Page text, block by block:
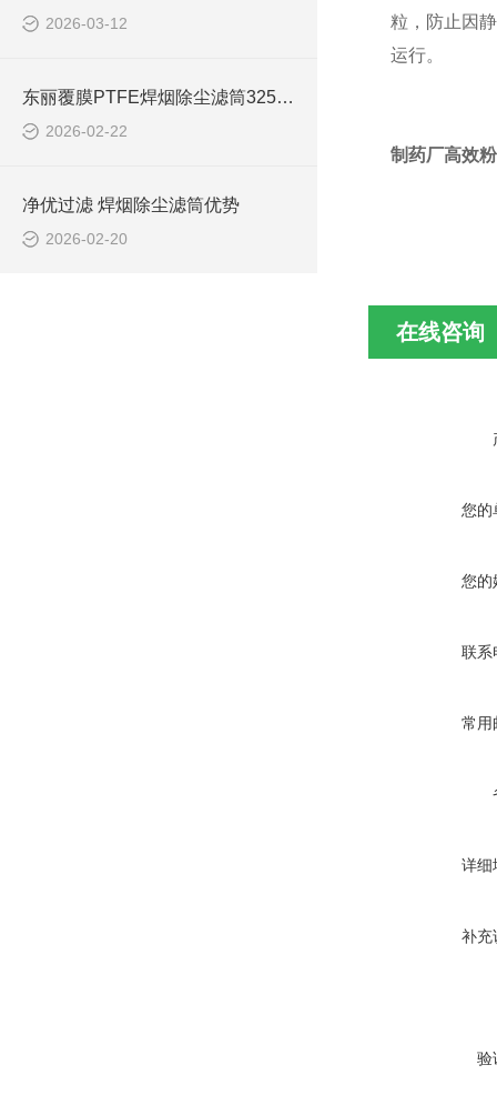
2026-03-12
东丽覆膜PTFE焊烟除尘滤筒325*900
2026-02-22
净优过滤 焊烟除尘滤筒优势
2026-02-20
粒，防止因
运行。
制药厂高效
在线咨询
您的
您的
联系
常用
详细
补充
验